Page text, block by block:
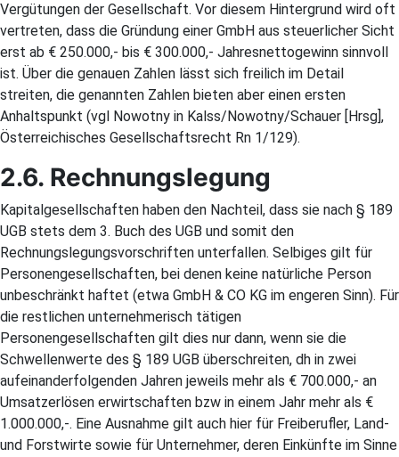
Vergütungen der Gesellschaft. Vor diesem Hintergrund wird oft
vertreten, dass die Gründung einer GmbH aus steuerlicher Sicht
erst ab € 250.000,- bis € 300.000,- Jahresnettogewinn sinnvoll
ist. Über die genauen Zahlen lässt sich freilich im Detail
streiten, die genannten Zahlen bieten aber einen ersten
Anhaltspunkt (vgl Nowotny in Kalss/Nowotny/Schauer [Hrsg],
Österreichisches Gesellschaftsrecht Rn 1/129).
2.6. Rechnungslegung
Kapitalgesellschaften haben den Nachteil, dass sie nach § 189
UGB stets dem 3. Buch des UGB und somit den
Rechnungslegungsvorschriften unterfallen. Selbiges gilt für
Personengesellschaften, bei denen keine natürliche Person
unbeschränkt haftet (etwa GmbH & CO KG im engeren Sinn). Für
die restlichen unternehmerisch tätigen
Personengesellschaften gilt dies nur dann, wenn sie die
Schwellenwerte des § 189 UGB überschreiten, dh in zwei
aufeinanderfolgenden Jahren jeweils mehr als € 700.000,- an
Umsatzerlösen erwirtschaften bzw in einem Jahr mehr als €
1.000.000,-. Eine Ausnahme gilt auch hier für Freiberufler, Land-
und Forstwirte sowie für Unternehmer, deren Einkünfte im Sinne